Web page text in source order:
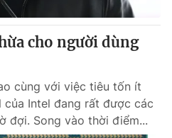
báo điện tử số 483/GP-BTTTT
Mỹ Hạnh, Phạm Quốc Thắng,
- 024.38 355 932
cho người dùng
cùng với việc tiêu tốn ít
của Intel đang rất được các
đợi. Song vào thời điểm...